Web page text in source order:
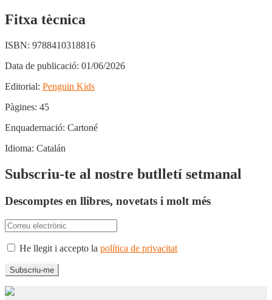
Fitxa tècnica
ISBN: 9788410318816
Data de publicació: 01/06/2026
Editorial: Penguin Kids
Pàgines: 45
Enquadernació: Cartoné
Idioma: Catalán
Subscriu-te al nostre butlletí setmanal
Descomptes en llibres, novetats i molt més
He llegit i accepto la política de privacitat